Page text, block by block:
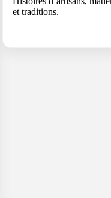
et traditions.